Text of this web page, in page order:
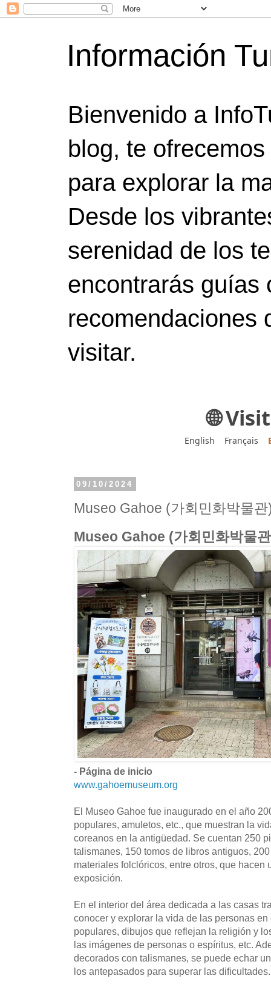
Información
Bienvenido a
blog, te
para explorar la
Desde los
serenidad de los
encontrarás guías
recomendaciones
visitar.
🌐
English Français
09/10/2024
Museo Gahoe (가회민화박물관
Museo Gahoe (가회민화박물
- Página de inicio
www.gahoemuseum.org
El Museo Gahoe fue inaugurado en el año
populares, amuletos, etc., que muestran la
coreanos en la antigüedad. Se cuentan 250
talismanes, 150 tomos de libros antiguos,
materiales folclóricos, entre otros, que hacen
exposición.
En el interior del área dedicada a las casas
conocer y explorar la vida de las personas
populares, dibujos que reflejan la religión y
las imágenes de personas o espíritus, etc.
decorados con talismanes, se puede echar
los antepasados para superar las dificultades.